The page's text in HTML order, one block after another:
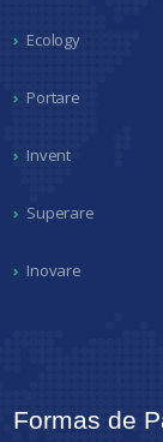
Ecology
Portare
Invent
Superare
Inovare
Formas de